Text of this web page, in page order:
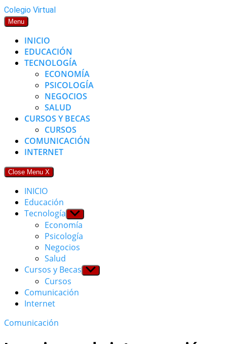
Skip
to
Colegio Virtual
Menu
INICIO
EDUCACIÓN
TECNOLOGÍA
ECONOMÍA
PSICOLOGÍA
NEGOCIOS
SALUD
CURSOS Y BECAS
CURSOS
COMUNICACIÓN
INTERNET
Close Menu X
INICIO
Educación
Tecnología Show
sub
menu
Economía
Psicología
Negocios
Salud
Cursos y Becas Show
sub
Cursos
Comunicación
Internet
Comunicación